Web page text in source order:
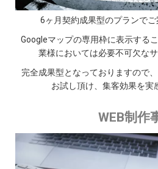
6ヶ月契約成果型のプランでご
Googleマップの専用枠に表示する
業様においては必要不可欠な
完全成果型となっておりますので
お試し頂け、集客効果を実
WEB制作